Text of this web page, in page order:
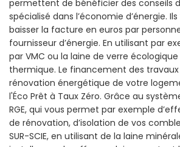
permettent de bénéficier des conseils
spécialisé dans l’économie d’énergie.
baisser la facture en euros par
fournisseur d’énergie. En utilisant par
par VMC ou la laine de verre écologique
thermique. Le financement des
rénovation énergétique de votre
l'Éco Prêt à Taux Zéro. Grâce au
RGE, qui vous permet par exemple
de rénovation, d’isolation de vos
SUR-SCIE, en utilisant de la laine